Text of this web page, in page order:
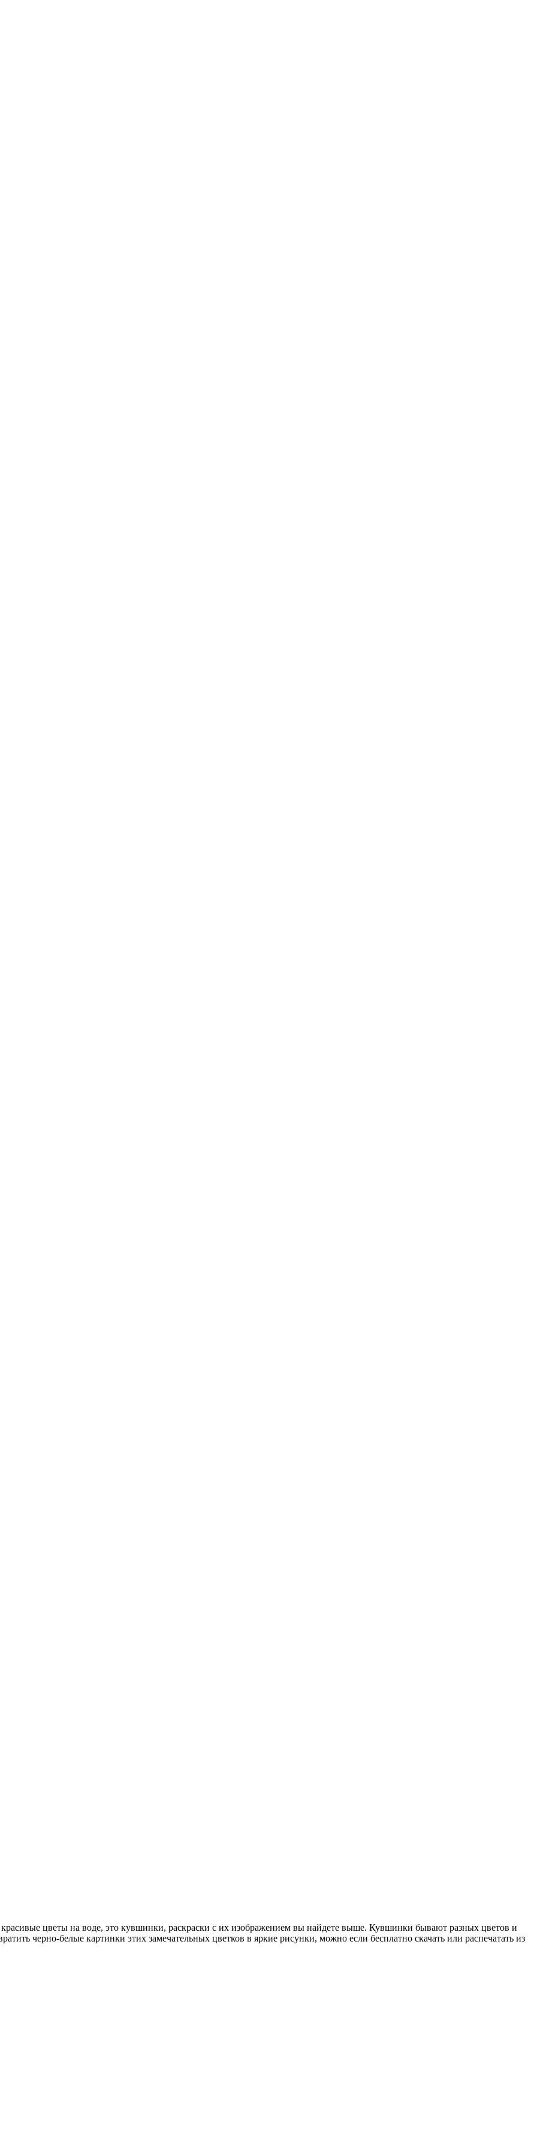
цветы на воде, это кувшинки, раскраски с их изображением вы найдете выше. Кувшинки бывают разных цветов и
черно-белые картинки этих замечательных цветков в яркие рисунки, можно если бесплатно скачать или распечатать из